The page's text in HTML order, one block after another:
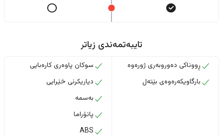
تایبەتمەندی زیاتر
ڕووناکی دەوروبەری ژورەوە
بارگاویکەرەوەی بێتەل
سوکان پاوەری کارەبایی
دیاریکرنی خێرایی
بەسمە
پانۆراما
ABS